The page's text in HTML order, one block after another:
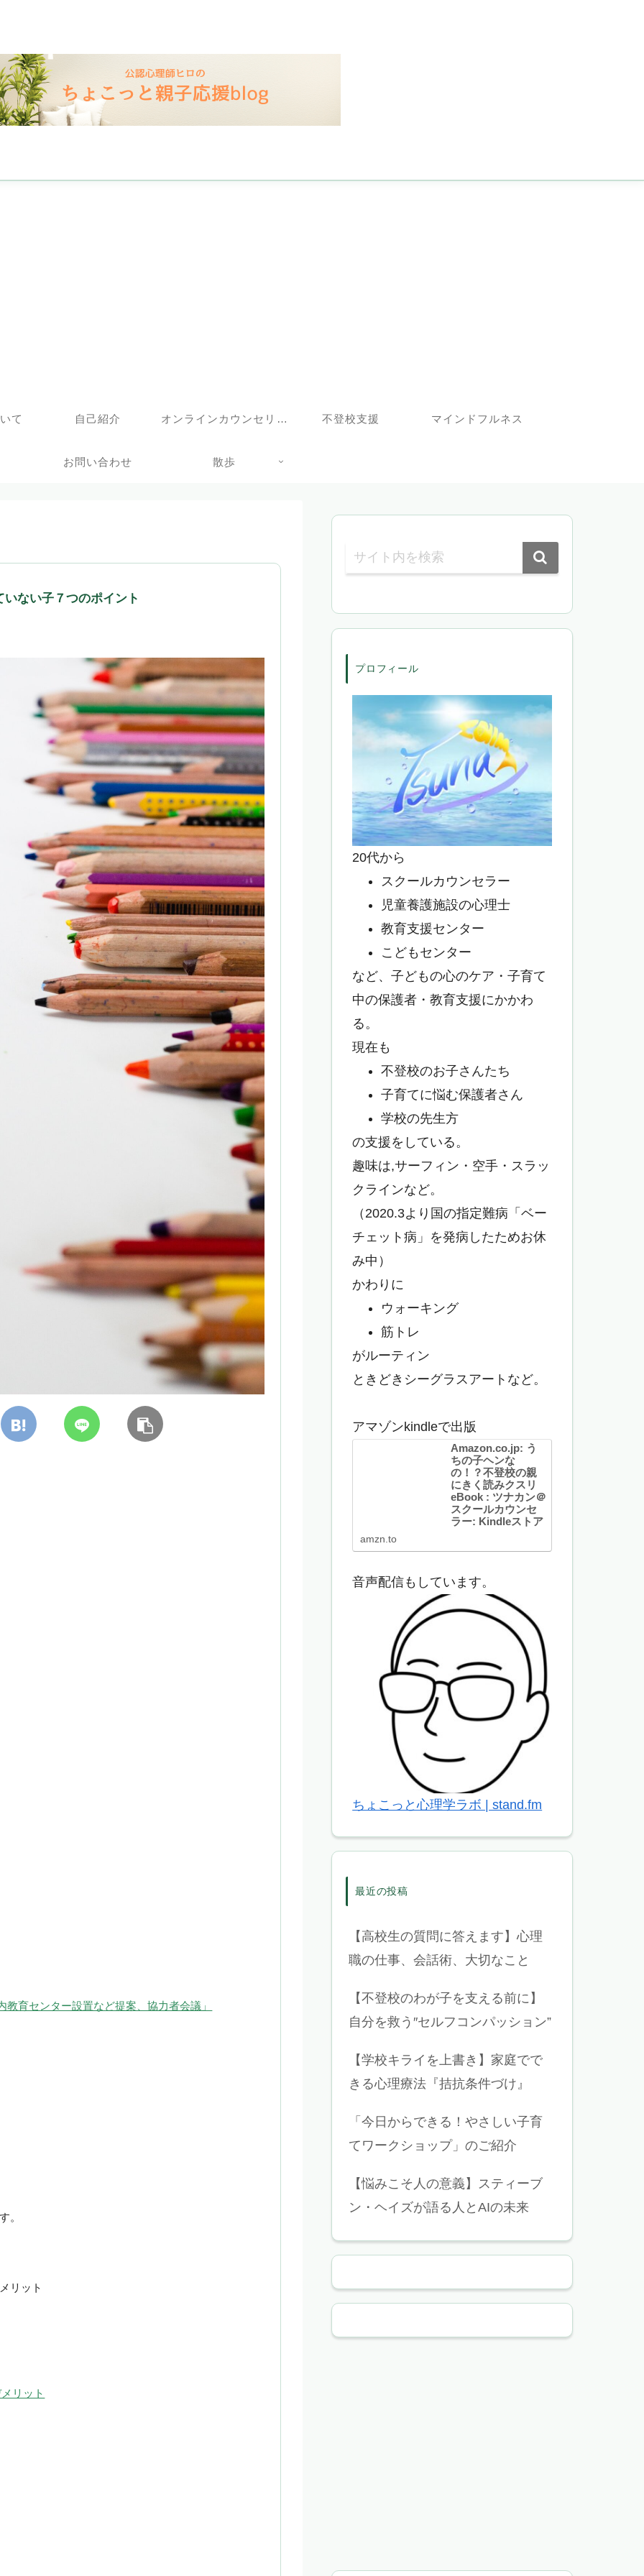
て 自己紹介 オンラインカウンセリングサービス 不登校支援 マインドフルネス
お問い合わせ 散歩
ない子７つのポイント
育センター設置など提案、協力者会議」
。
リット
リット
プロフィール
20代から
スクールカウンセラー
児童養護施設の心理士
教育支援センター
こどもセンター
など、子どもの心のケア・子育て
中の保護者・教育支援にかかわ
る。
現在も
不登校のお子さんたち
子育てに悩む保護者さん
学校の先生方
の支援をしている。
趣味は,サーフィン・空手・スラッ
クラインなど。
（2020.3より国の指定難病「ベー
チェット病」を発病したためお休
み中）
かわりに
ウォーキング
筋トレ
がルーティン
ときどきシーグラスアートなど。
アマゾンkindleで出版
Amazon.co.jp: う
ちの子ヘンな
の！？不登校の親
にきく読みクスリ
eBook : ツナカン＠
スクールカウンセ
ラー: Kindleストア
にきく読みクスリ
Kindleストア
amzn.to
音声配信もしています。
ちょこっと心理学ラボ | stand.fm
最近の投稿
【高校生の質問に答えます】心理
職の仕事、会話術、大切なこと
【不登校のわが子を支える前に】
自分を救う″セルフコンパッション”
【学校キライを上書き】家庭でで
きる心理療法『拮抗条件づけ』
「今日からできる！やさしい子育
てワークショップ」のご紹介
【悩みこそ人の意義】スティーブ
ン・ヘイズが語る人とAIの未来